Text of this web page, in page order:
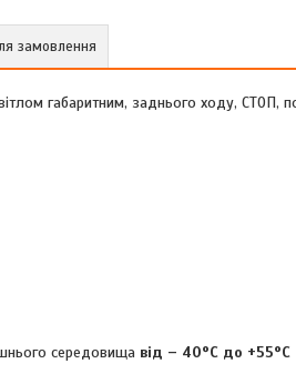
замовлення
габаритним, заднього ходу,
середовища від – 40°C до +55°C